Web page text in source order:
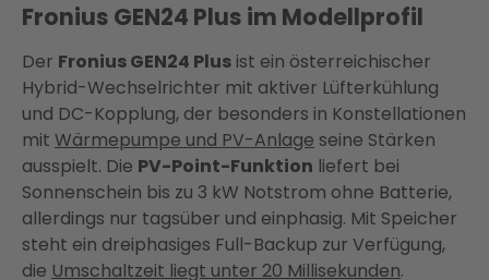
Fronius GEN24 Plus im Modellprofil
Der Fronius GEN24 Plus ist ein österreichischer
Hybrid-Wechselrichter mit aktiver Lüfterkühlung
und DC-Kopplung, der besonders in Konstellationen
mit Wärmepumpe und PV-Anlage seine Stärken
ausspielt. Die PV-Point-Funktion liefert bei
Sonnenschein bis zu 3 kW Notstrom ohne Batterie,
allerdings nur tagsüber und einphasig. Mit Speicher
steht ein dreiphasiges Full-Backup zur Verfügung,
die Umschaltzeit liegt unter 20 Millisekunden.